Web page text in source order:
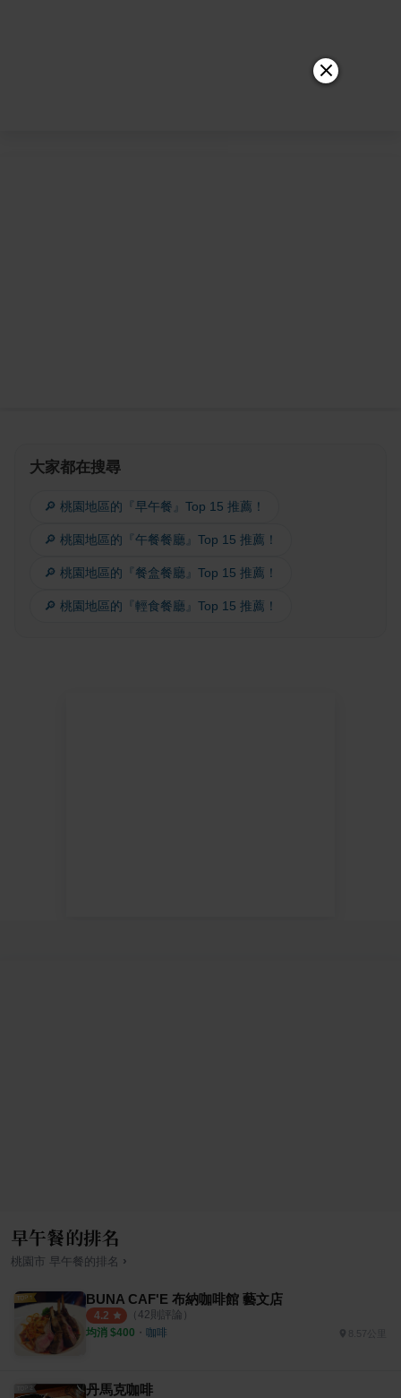
大家都在搜尋
🔎 桃園地區的『早午餐』Top 15 推薦！
🔎 桃園地區的『午餐餐廳』Top 15 推薦！
🔎 桃園地區的『餐盒餐廳』Top 15 推薦！
🔎 桃園地區的『輕食餐廳』Top 15 推薦！
早午餐的排名
桃園市 早午餐的排名 ›
BUNA CAF'E 布納咖啡館 藝文店
4.2 （ 42則評論）
均消 $400 ・ 咖啡 8.57公里
丹馬克咖啡